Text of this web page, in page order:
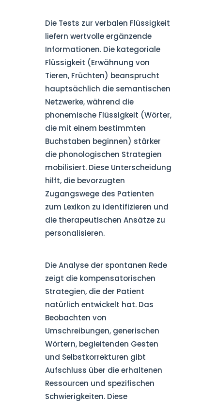
Die Tests zur verbalen Flüssigkeit
liefern wertvolle ergänzende
Informationen. Die kategoriale
Flüssigkeit (Erwähnung von
Tieren, Früchten) beansprucht
hauptsächlich die semantischen
Netzwerke, während die
phonemische Flüssigkeit (Wörter,
die mit einem bestimmten
Buchstaben beginnen) stärker
die phonologischen Strategien
mobilisiert. Diese Unterscheidung
hilft, die bevorzugten
Zugangswege des Patienten
zum Lexikon zu identifizieren und
die therapeutischen Ansätze zu
personalisieren.
Die Analyse der spontanen Rede
zeigt die kompensatorischen
Strategien, die der Patient
natürlich entwickelt hat. Das
Beobachten von
Umschreibungen, generischen
Wörtern, begleitenden Gesten
und Selbstkorrekturen gibt
Aufschluss über die erhaltenen
Ressourcen und spezifischen
Schwierigkeiten. Diese